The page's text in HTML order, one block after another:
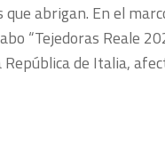
que abrigan. En el
“Tejedoras Reale
de Italia,